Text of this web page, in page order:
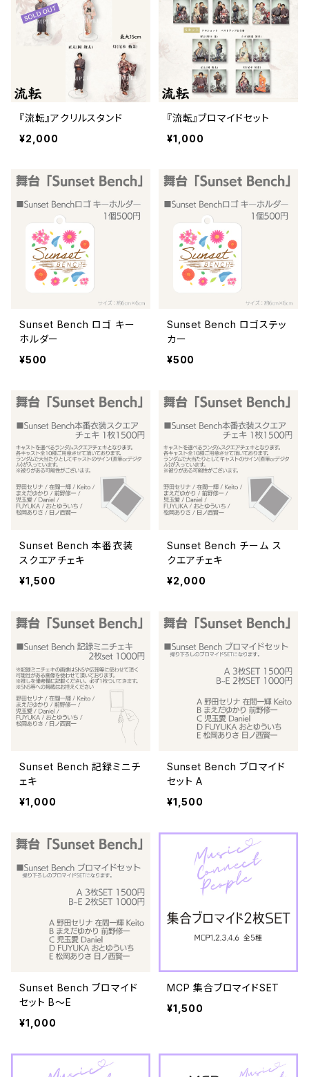
『流転』アクリルスタンド
¥2,000
『流転』ブロマイドセット
¥1,000
Sunset Bench ロゴ キー
ホルダー
¥500
Sunset Bench ロゴステッ
カー
¥500
Sunset Bench 本番衣装
スクエアチェキ
¥1,500
Sunset Bench チーム ス
クエアチェキ
¥2,000
Sunset Bench 記録ミニチ
ェキ
¥1,000
Sunset Bench ブロマイド
セット A
¥1,500
Sunset Bench ブロマイド
セット B〜E
¥1,000
MCP 集合ブロマイドSET
¥1,500